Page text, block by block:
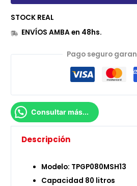
STOCK REAL
ENVÍOS AMBA en 48hs.
Pago seguro
Consultar más...
Descripción
Modelo: TPGP080MSH13
Capacidad 80 litros